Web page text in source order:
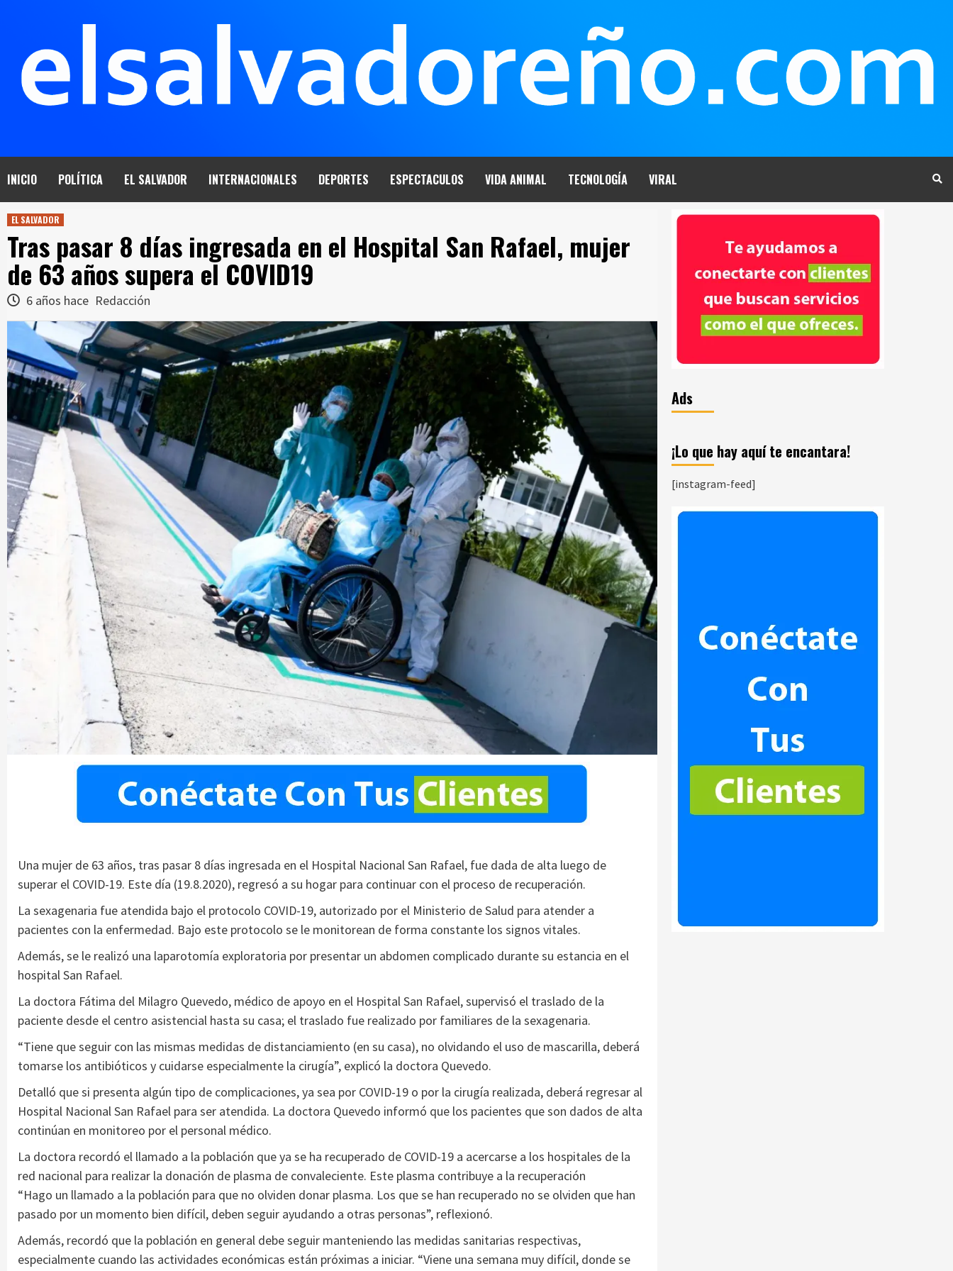
INICIO POLÍTICA EL SALVADOR INTERNACIONALES DEPORTES ESPECTACULOS VIDA ANIMAL TECNOLOGÍA VIRAL
EL SALVADOR
Tras pasar 8 días ingresada en el Hospital San Rafael, mujer
de 63 años supera el COVID19
6 años hace Redacción
Una mujer de 63 años, tras pasar 8 días ingresada en el Hospital Nacional San Rafael, fue dada de alta luego de
superar el COVID-19. Este día (19.8.2020), regresó a su hogar para continuar con el proceso de recuperación.
La sexagenaria fue atendida bajo el protocolo COVID-19, autorizado por el Ministerio de Salud para atender a
pacientes con la enfermedad. Bajo este protocolo se le monitorean de forma constante los signos vitales.
Además, se le realizó una laparotomía exploratoria por presentar un abdomen complicado durante su estancia en el
hospital San Rafael.
La doctora Fátima del Milagro Quevedo, médico de apoyo en el Hospital San Rafael, supervisó el traslado de la
paciente desde el centro asistencial hasta su casa; el traslado fue realizado por familiares de la sexagenaria.
“Tiene que seguir con las mismas medidas de distanciamiento (en su casa), no olvidando el uso de mascarilla, deberá
tomarse los antibióticos y cuidarse especialmente la cirugía”, explicó la doctora Quevedo.
Detalló que si presenta algún tipo de complicaciones, ya sea por COVID-19 o por la cirugía realizada, deberá regresar al
Hospital Nacional San Rafael para ser atendida. La doctora Quevedo informó que los pacientes que son dados de alta
continúan en monitoreo por el personal médico.
La doctora recordó el llamado a la población que ya se ha recuperado de COVID-19 a acercarse a los hospitales de la
red nacional para realizar la donación de plasma de convaleciente. Este plasma contribuye a la recuperación
“Hago un llamado a la población para que no olviden donar plasma. Los que se han recuperado no se olviden que han
pasado por un momento bien difícil, deben seguir ayudando a otras personas”, reflexionó.
Además, recordó que la población en general debe seguir manteniendo las medidas sanitarias respectivas,
especialmente cuando las actividades económicas están próximas a iniciar. “Viene una semana muy difícil, donde se
Ads
¡Lo que hay aquí te encantara!
[instagram-feed]